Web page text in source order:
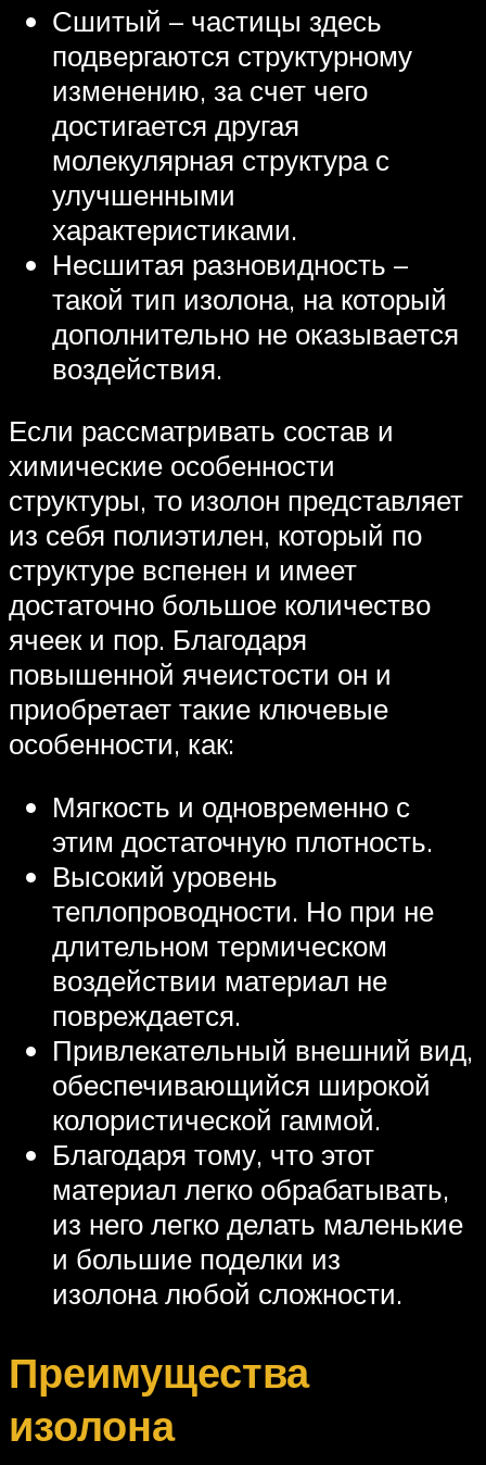
Сшитый – частицы здесь
подвергаются структурному
изменению, за счет чего
достигается другая
молекулярная структура с
улучшенными
характеристиками.
Несшитая разновидность –
такой тип изолона, на который
дополнительно не оказывается
воздействия.
Если рассматривать состав и
химические особенности
структуры, то изолон представляет
из себя полиэтилен, который по
структуре вспенен и имеет
достаточно большое количество
ячеек и пор. Благодаря
повышенной ячеистости он и
приобретает такие ключевые
особенности, как:
Мягкость и одновременно с
этим достаточную плотность.
Высокий уровень
теплопроводности. Но при не
длительном термическом
воздействии материал не
повреждается.
Привлекательный внешний вид,
обеспечивающийся широкой
колористической гаммой.
Благодаря тому, что этот
материал легко обрабатывать,
из него легко делать маленькие
и большие поделки из
изолона любой сложности.
Преимущества
изолона